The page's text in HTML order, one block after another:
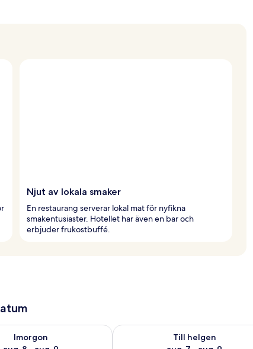
Njut av lokala smaker
En restaurang serverar lokal mat för nyfikna
smakentusiaster. Hotellet har även en bar och
erbjuder frukostbuffé.
Imorgon
för imorgon aug. 8 - aug. 9
Till helgen
Kontrollera tillgängligheten för